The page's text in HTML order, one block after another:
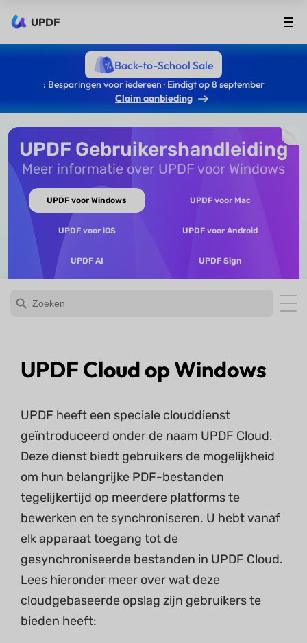
UPDF
Back-to-School Sale
: Besparingen voor iedereen · Eindigt op 8 september
Claim aanbieding
UPDF Gebruikershandleiding
Meer informatie over UPDF voor Windows
UPDF voor Windows UPDF voor Mac
UPDF voor iOS UPDF voor Android
UPDF AI UPDF Sign
UPDF Cloud op Windows
UPDF heeft een speciale clouddienst
geïntroduceerd onder de naam UPDF Cloud.
Deze dienst biedt gebruikers de mogelijkheid
om hun belangrijke PDF-bestanden
tegelijkertijd op meerdere platforms te
bewerken en te synchroniseren. U hebt vanaf
elk apparaat toegang tot de
gesynchroniseerde bestanden in UPDF Cloud.
Lees hieronder meer over wat deze
cloudgebaseerde opslag zijn gebruikers te
bieden heeft: